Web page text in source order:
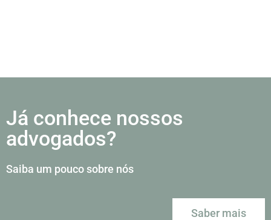
Já conhece nossos
advogados?
Saiba um pouco sobre nós
Saber mais